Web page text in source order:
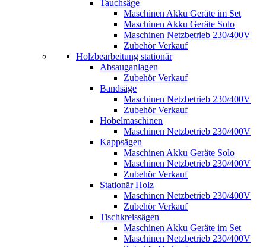
Tauchsäge
Maschinen Akku Geräte im Set
Maschinen Akku Geräte Solo
Maschinen Netzbetrieb 230/400V
Zubehör Verkauf
Holzbearbeitung stationär
Absauganlagen
Zubehör Verkauf
Bandsäge
Maschinen Netzbetrieb 230/400V
Zubehör Verkauf
Hobelmaschinen
Maschinen Netzbetrieb 230/400V
Kappsägen
Maschinen Akku Geräte Solo
Maschinen Netzbetrieb 230/400V
Zubehör Verkauf
Stationär Holz
Maschinen Netzbetrieb 230/400V
Zubehör Verkauf
Tischkreissägen
Maschinen Akku Geräte im Set
Maschinen Netzbetrieb 230/400V